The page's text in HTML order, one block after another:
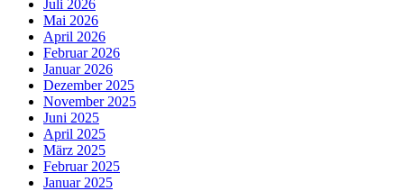
Juli 2026
Mai 2026
April 2026
Februar 2026
Januar 2026
Dezember 2025
November 2025
Juni 2025
April 2025
März 2025
Februar 2025
Januar 2025